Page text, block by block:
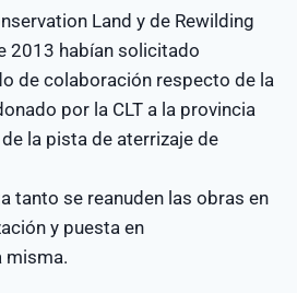
Land y de Rewilding
2013 habían solicitado
de colaboración respecto de la
por la CLT a la provincia
la pista de aterrizaje de
tanto se reanuden las obras en
y puesta en
misma.